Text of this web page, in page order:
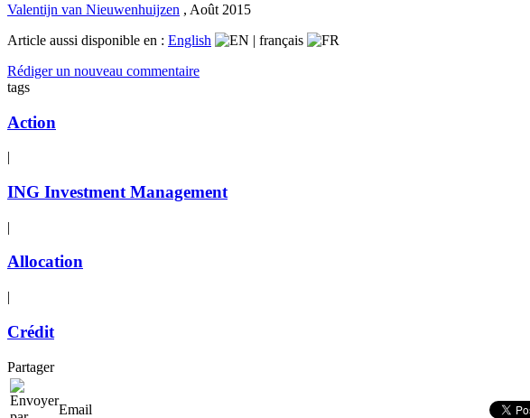
Valentijn van Nieuwenhuijzen , Août 2015
Article aussi disponible en : English | français
Rédiger un nouveau commentaire
tags
Action
|
ING Investment Management
|
Allocation
|
Crédit
Partager
Email